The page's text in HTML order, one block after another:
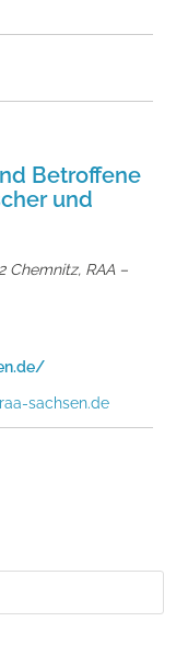
Betroffene
und
Chemnitz, RAA –
sachsen.de